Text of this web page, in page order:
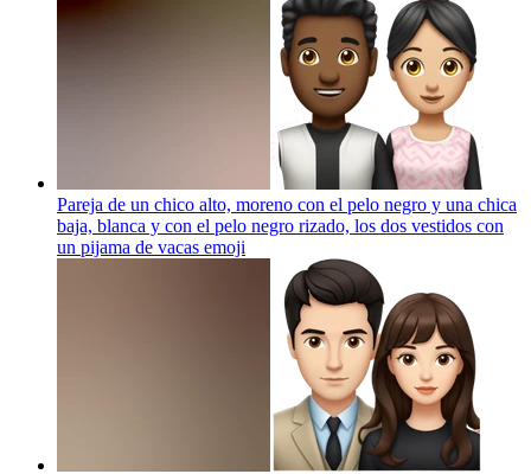
Pareja de un chico alto, moreno con el pelo negro y una chica
baja, blanca y con el pelo negro rizado, los dos vestidos con
un pijama de vacas emoji